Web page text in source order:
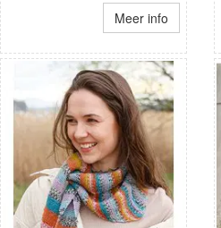
Meer info